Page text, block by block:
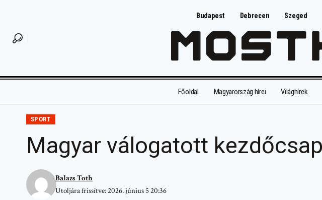
Budapest Debrecen Szeged
Főoldal Magyarország hírei Világhírek
SPORT
Magyar válogatott
Utoljára frissítve: 2026. június 5 20:36
Balazs Toth